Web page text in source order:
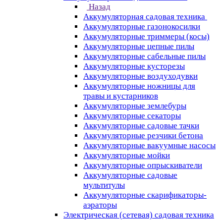
Назад
Аккумуляторная садовая техника
Аккумуляторные газонокосилки
Аккумуляторные триммеры (косы)
Аккумуляторные цепные пилы
Аккумуляторные сабельные пилы
Аккумуляторные кусторезы
Аккумуляторные воздуходувки
Аккумуляторные ножницы для
травы и кустарников
Аккумуляторные землебуры
Аккумуляторные секаторы
Аккумуляторные садовые тачки
Аккумуляторные резчики бетона
Аккумуляторные вакуумные насосы
Аккумуляторные мойки
Аккумуляторные опрыскиватели
Аккумуляторные садовые
мультитулы
Аккумуляторные скарификаторы-
аэраторы
Электрическая (сетевая) садовая техника